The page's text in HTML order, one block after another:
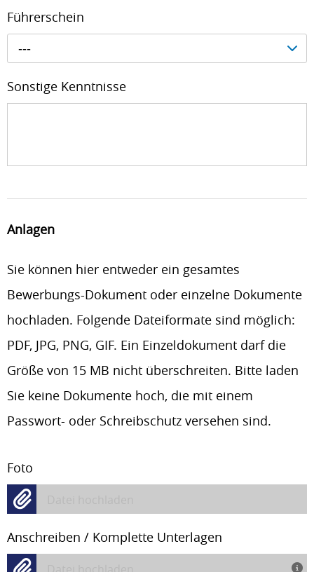
Führerschein
---
Sonstige Kenntnisse
Anlagen
Sie können hier entweder ein gesamtes
Bewerbungs-Dokument oder einzelne Dokumente
hochladen. Folgende Dateiformate sind möglich:
PDF, JPG, PNG, GIF. Ein Einzeldokument darf die
Größe von 15 MB nicht überschreiten. Bitte laden
Sie keine Dokumente hoch, die mit einem
Passwort- oder Schreibschutz versehen sind.
Foto
Anschreiben / Komplette Unterlagen